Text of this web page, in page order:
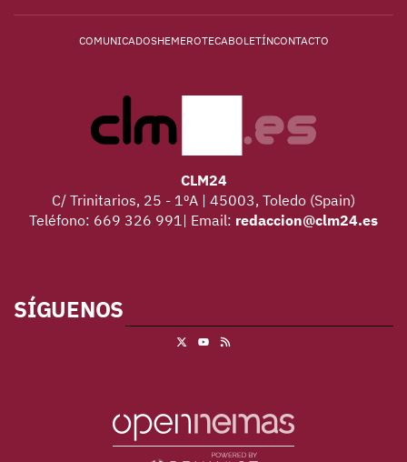
COMUNICADOSHEMEROTECABOLETÍNCONTACTO
CLM24
C/ Trinitarios, 25 - 1ºA | 45003, Toledo (Spain)
Teléfono: 669 326 991| Email: redaccion@clm24.es
SÍGUENOS